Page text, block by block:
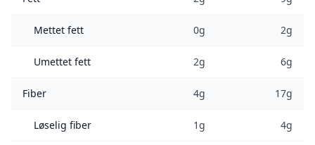
Mettet fett 0g 2g
Umettet fett 2g 6g
Fiber 4g 17g
Løselig fiber 1g 4g